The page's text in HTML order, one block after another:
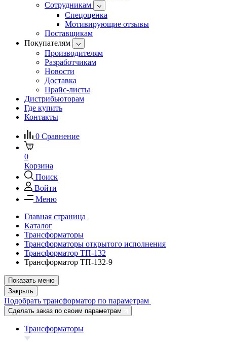
Сотрудникам
Спецоценка
Мотивирующие отзывы
Поставщикам
Покупателям
Производителям
Разработчикам
Новости
Доставка
Прайс-листы
Дистрибьюторам
Где купить
Контакты
0 Сравнение
0
Корзина
Поиск
Войти
Меню
Главная страница
Каталог
Трансформаторы
Трансформаторы открытого исполнения
Трансформатор ТП-132
Трансформатор ТП-132-9
Показать меню
Закрыть
Подобрать трансформатор по параметрам
Сделать заказ по своим параметрам
Трансформаторы